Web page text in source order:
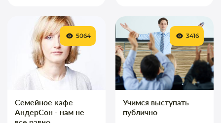
Семейное кафе
АндерСон - нам не
5064
Учимся выступать
публично
3416